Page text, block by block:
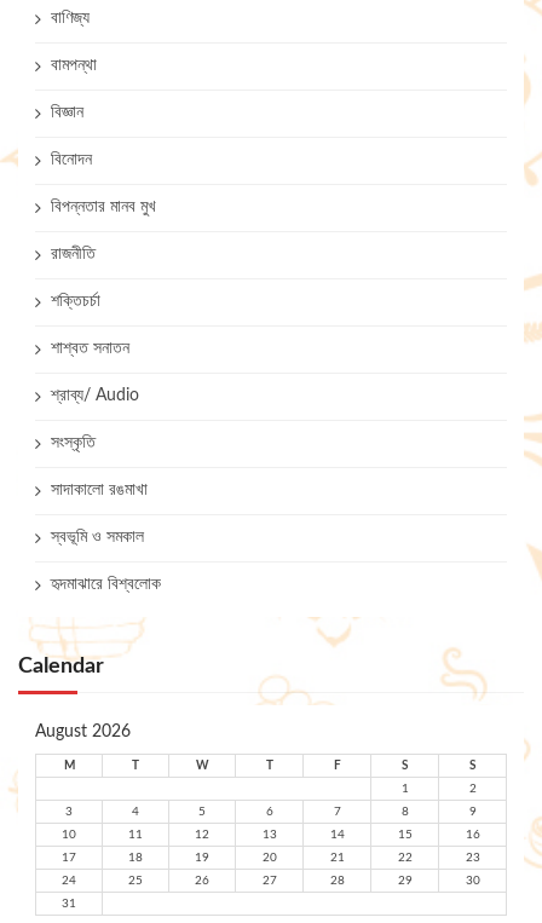
বাণিজ্য
বামপন্থা
বিজ্ঞান
বিনোদন
বিপন্নতার মানব মুখ
রাজনীতি
শক্তিচর্চা
শাশ্বত সনাতন
শ্রাব্য/ Audio
সংস্কৃতি
সাদাকালো রঙমাখা
স্বভূমি ও সমকাল
হৃদমাঝারে বিশ্বলোক
Calendar
August 2026
M W F S
S
1
2
3
4 5 6 7 8
9
10
11 12 13 14 15
16
17
18 19 20 21 22
23
24
25 26 27 28 29
30
31